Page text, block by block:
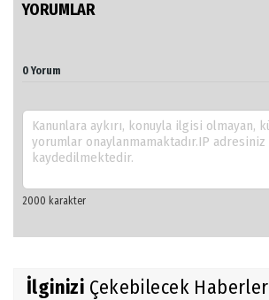
YORUMLAR
0 Yorum
İlginizi Çekebilecek Haberler